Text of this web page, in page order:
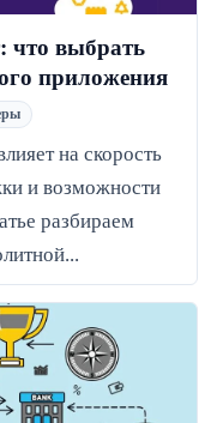
что выбрать
приложения
на скорость
и возможности
разбираем